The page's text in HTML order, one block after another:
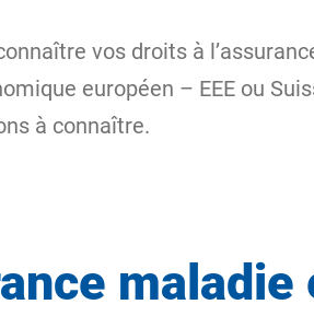
vos droits à
européen – EEE ou
à connaître.
maladie